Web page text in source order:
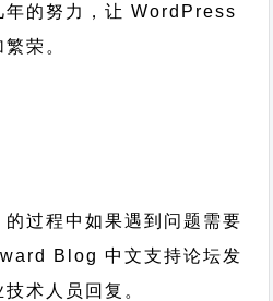
年的努力，让 WordPress
荣。
过程中如果遇到问题需要
Blog 中文支持论坛发
术人员回复。